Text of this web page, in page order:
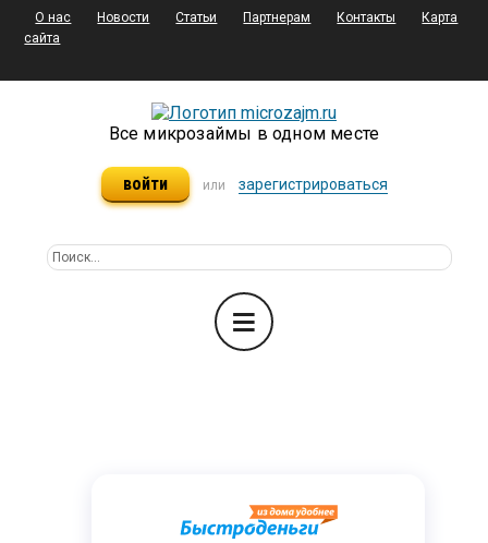
О нас Новости Статьи Партнерам Контакты
Карта
сайта
Все микрозаймы в одном месте
войти или зарегистрироваться